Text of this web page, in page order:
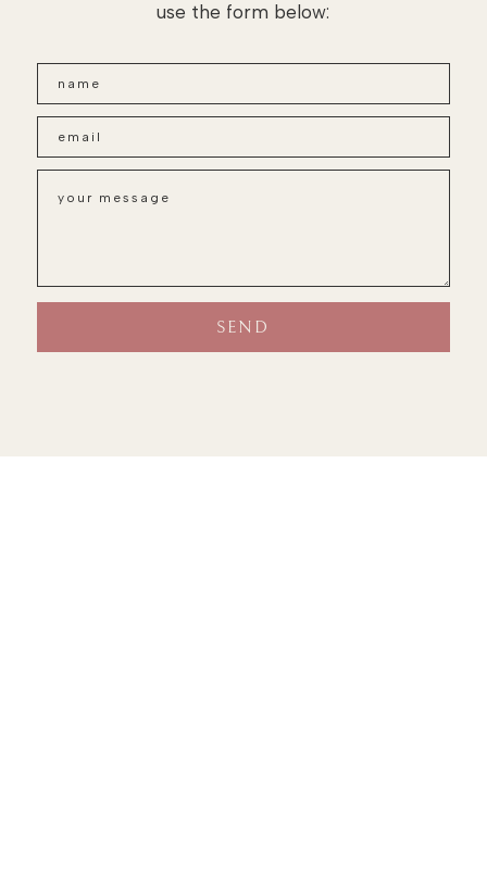
use the form below: